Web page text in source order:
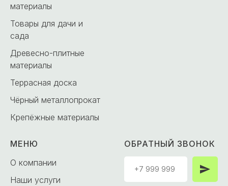
материалы
Товары для дачи и
сада
Древесно-плитные
материалы
Террасная доска
Чёрный металлопрокат
Крепёжные материалы
МЕНЮ
О компании
Наши услуги
ОБРАТНЫЙ ЗВОНОК